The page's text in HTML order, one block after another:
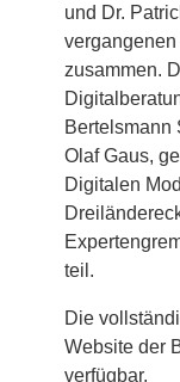
und Dr.
zusammen.
Bertelsmann
Olaf Gaus,
Digitalen
teil.
Die
Website der
verfügbar.